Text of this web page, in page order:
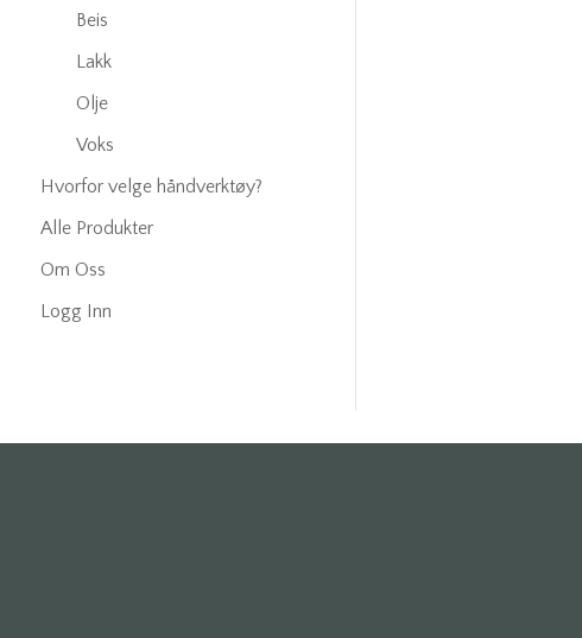
Beis
Lakk
Olje
Voks
Hvorfor velge håndverktøy?
Alle Produkter
Om Oss
Logg Inn